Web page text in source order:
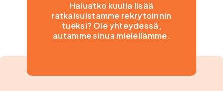
Haluatko kuulla lisää
ratkaisuistamme rekrytoinnin
tueksi? Ole yhteydessä,
autamme sinua mielellämme.